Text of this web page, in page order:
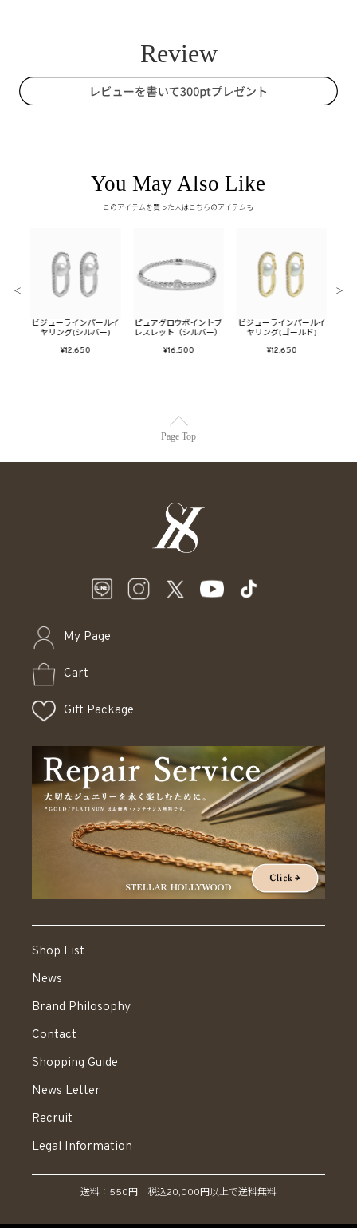
You May Also Like
このアイテムを買った人はこちらのアイテムも
ビジューラインパールイ
ヤリング(シルバー)
¥12,650
ピュアグロウポイントブ
レスレット（シルバー）
¥16,500
ビジューラインパールイ
ヤリング(ゴールド)
¥12,650
＜ ＞
Page Top
My Page
Cart
Gift Package
Shop List
News
Brand Philosophy
Contact
Shopping Guide
News Letter
Recruit
Legal Information
送料：550円 税込20,000円以上で送料無料